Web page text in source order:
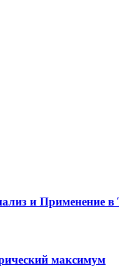
и Применение в
максимум